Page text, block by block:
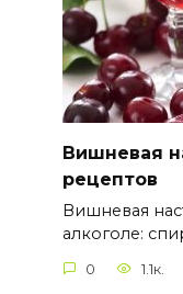
Вишневая
рецептов
Вишневая
алкоголе:
0 1.1к.